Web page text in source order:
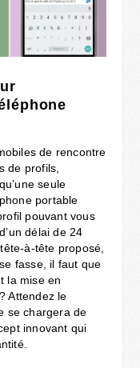
de rencontre
de profils,
seule
portable
pouvant vous
délai de 24
à-tête proposé,
fasse, il faut que
la mise en
Attendez le
se chargera de
innovant qui